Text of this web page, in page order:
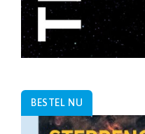
BESTEL NU